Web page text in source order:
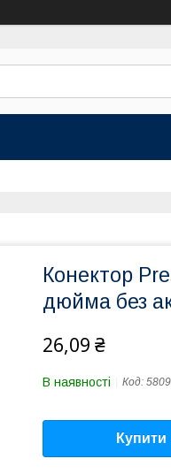
Конектор
дюйма без
26,09 ₴
В наявності Код:
Купити